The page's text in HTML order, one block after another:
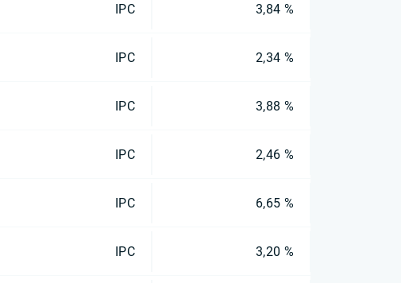
IPC 3,84 %
IPC 2,34 %
IPC 3,88 %
IPC 2,46 %
IPC 6,65 %
IPC 3,20 %